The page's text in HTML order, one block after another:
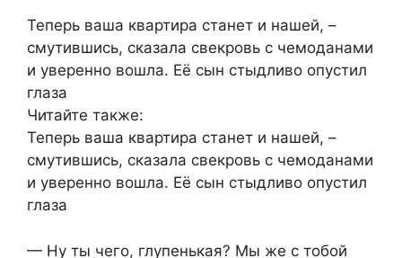
Теперь ваша квартира станет и нашей, –
смутившись, сказала свекровь с чемоданами
и уверенно вошла. Её сын стыдливо опустил
глаза
Читайте также:
Теперь ваша квартира станет и нашей, –
смутившись, сказала свекровь с чемоданами
и уверенно вошла. Её сын стыдливо опустил
глаза
— Ну ты чего, глупенькая? Мы же с тобой